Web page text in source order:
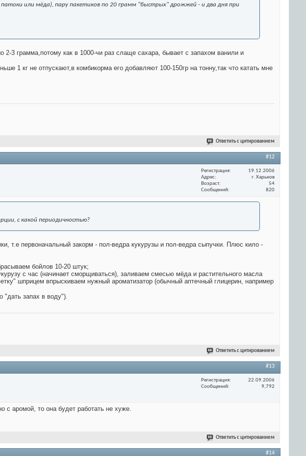
или мёда), пару пакетиков по 20 грамм "быстрых" дрожжей - и два дня при
2-3 грамма,потому как в 1000-чи раз слаще сахара, бывает с запахом ванили и
1 кг не отпускают,в комбикорма его добавляют 100-150гр на тонну,так что катать мне
Ответить с цитированием
#12
Регистрация
19.12.2006
Адрес
г. Харьков
Возраст
54
Сообщений
820
с какой периодичностью?
т.е первоначальный закорм - пол-ведра кукурузы и пол-ведра сыпучки. Плюс кило -
бойлов 10-20 штук;
с час (начинает сморщиваться), заливаем смесью мёда и растительного масла
шприцем впрыскиваем нужный ароматизатор (обычный аптечный глицерин, например
"дать запах в воду").
Ответить с цитированием
#13
Регистрация
22.09.2006
Сообщений
9,792
с аромой, то она будет работать не хуже.
Ответить с цитированием
#14